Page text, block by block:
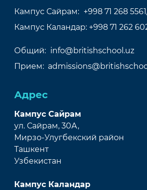
Кампус Сайрам: +998 71 268
Кампус Каландар: +998 71 262
Общий: info@britishschool.uz
Прием:
Адрес
Кампус Сайрам
ул. Сайрам, 30А,
Мирзо-Улугбекский район
Ташкент
Узбекистан
Кампус Каландар